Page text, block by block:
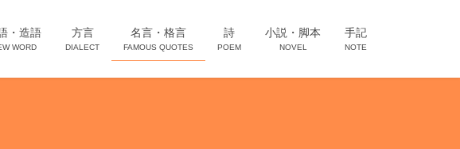
・造語
WORD
方言
DIALECT
名言・格言
FAMOUS QUOTES
詩
POEM
小説・脚本
NOVEL
手記
NOTE